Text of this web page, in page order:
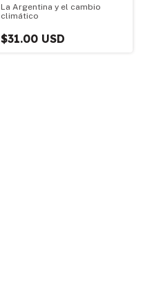
La Argentina y el cambio
climático
$31.00 USD